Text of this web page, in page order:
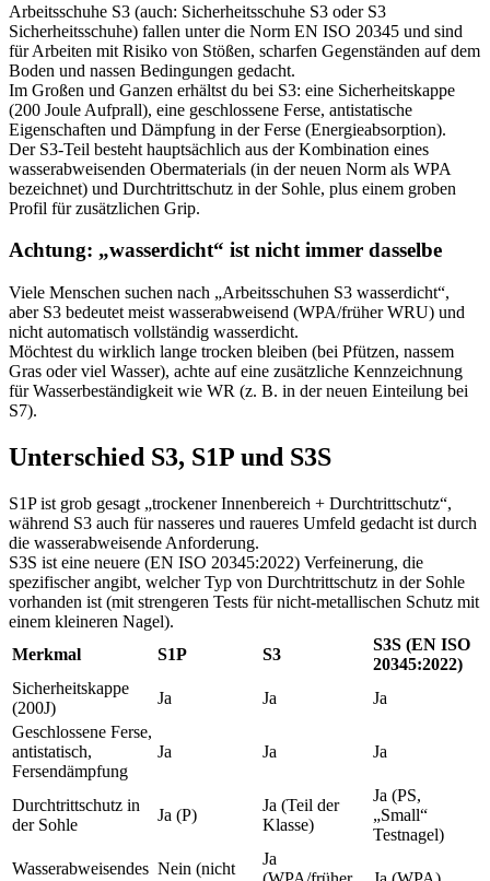
Arbeitsschuhe S3 (auch: Sicherheitsschuhe S3 oder S3
Sicherheitsschuhe) fallen unter die Norm EN ISO 20345 und sind
für Arbeiten mit Risiko von Stößen, scharfen Gegenständen auf dem
Boden und nassen Bedingungen gedacht.
Im Großen und Ganzen erhältst du bei S3: eine Sicherheitskappe
(200 Joule Aufprall), eine geschlossene Ferse, antistatische
Eigenschaften und Dämpfung in der Ferse (Energieabsorption).
Der S3-Teil besteht hauptsächlich aus der Kombination eines
wasserabweisenden Obermaterials (in der neuen Norm als WPA
bezeichnet) und Durchtrittschutz in der Sohle, plus einem groben
Profil für zusätzlichen Grip.
Achtung: „wasserdicht“ ist nicht immer dasselbe
Viele Menschen suchen nach „Arbeitsschuhen S3 wasserdicht“,
aber S3 bedeutet meist wasserabweisend (WPA/früher WRU) und
nicht automatisch vollständig wasserdicht.
Möchtest du wirklich lange trocken bleiben (bei Pfützen, nassem
Gras oder viel Wasser), achte auf eine zusätzliche Kennzeichnung
für Wasserbeständigkeit wie WR (z. B. in der neuen Einteilung bei
S7).
Unterschied S3, S1P und S3S
S1P ist grob gesagt „trockener Innenbereich + Durchtrittschutz“,
während S3 auch für nasseres und raueres Umfeld gedacht ist durch
die wasserabweisende Anforderung.
S3S ist eine neuere (EN ISO 20345:2022) Verfeinerung, die
spezifischer angibt, welcher Typ von Durchtrittschutz in der Sohle
vorhanden ist (mit strengeren Tests für nicht-metallischen Schutz mit
einem kleineren Nagel).
Merkmal
S1P S3
S3S (EN ISO
20345:2022)
Sicherheitskappe
(200J)
Ja Ja
Ja
Geschlossene Ferse,
antistatisch,
Fersendämpfung
Ja Ja Ja
Durchtrittschutz in
der Sohle
Ja (P)
Ja (Teil der
Klasse)
Ja (PS,
„Small“
Testnagel)
Wasserabweisendes Nein (nicht
Ja